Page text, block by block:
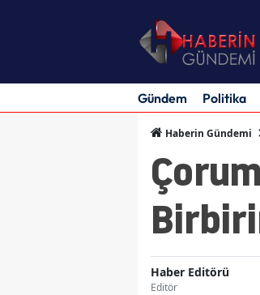
Gündem Politika
Haberin Gündemi
Haber Editörü
Editör